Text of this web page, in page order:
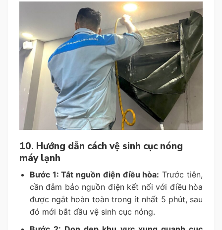
10. Hướng dẫn cách vệ sinh cục nóng
máy lạnh
Bước 1: Tắt nguồn điện điều hòa: Trước tiên,
cần đảm bảo nguồn điện kết nối với điều hòa
được ngắt hoàn toàn trong ít nhất 5 phút, sau
đó mới bắt đầu vệ sinh cục nóng.